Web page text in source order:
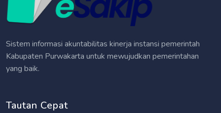
Sistem informasi akuntabilitas kinerja instansi pemerintah
Kabupaten Purwakarta untuk mewujudkan pemerintahan
yang baik.
Tautan Cepat